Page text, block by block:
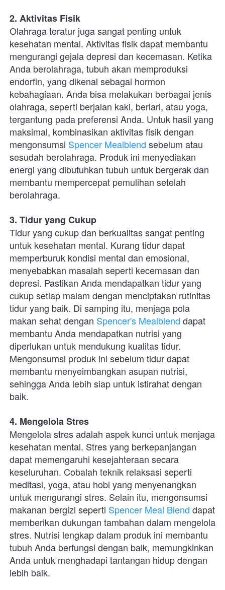
2. Aktivitas Fisik
Olahraga teratur juga sangat penting untuk
kesehatan mental. Aktivitas fisik dapat membantu
mengurangi gejala depresi dan kecemasan. Ketika
Anda berolahraga, tubuh akan memproduksi
endorfin, yang dikenal sebagai hormon
kebahagiaan. Anda bisa melakukan berbagai jenis
olahraga, seperti berjalan kaki, berlari, atau yoga,
tergantung pada preferensi Anda. Untuk hasil yang
maksimal, kombinasikan aktivitas fisik dengan
mengonsumsi Spencer Mealblend sebelum atau
sesudah berolahraga. Produk ini menyediakan
energi yang dibutuhkan tubuh untuk bergerak dan
membantu mempercepat pemulihan setelah
berolahraga.
3. Tidur yang Cukup
Tidur yang cukup dan berkualitas sangat penting
untuk kesehatan mental. Kurang tidur dapat
memperburuk kondisi mental dan emosional,
menyebabkan masalah seperti kecemasan dan
depresi. Pastikan Anda mendapatkan tidur yang
cukup setiap malam dengan menciptakan rutinitas
tidur yang baik. Di samping itu, menjaga pola
makan sehat dengan Spencer's Mealblend dapat
membantu Anda mendapatkan nutrisi yang
diperlukan untuk mendukung kualitas tidur.
Mengonsumsi produk ini sebelum tidur dapat
membantu menyeimbangkan asupan nutrisi,
sehingga Anda lebih siap untuk istirahat dengan
baik.
4. Mengelola Stres
Mengelola stres adalah aspek kunci untuk menjaga
kesehatan mental. Stres yang berkepanjangan
dapat memengaruhi kesejahteraan secara
keseluruhan. Cobalah teknik relaksasi seperti
meditasi, yoga, atau hobi yang menyenangkan
untuk mengurangi stres. Selain itu, mengonsumsi
makanan bergizi seperti Spencer Meal Blend dapat
memberikan dukungan tambahan dalam mengelola
stres. Nutrisi lengkap dalam produk ini membantu
tubuh Anda berfungsi dengan baik, memungkinkan
Anda untuk menghadapi tantangan hidup dengan
lebih baik.